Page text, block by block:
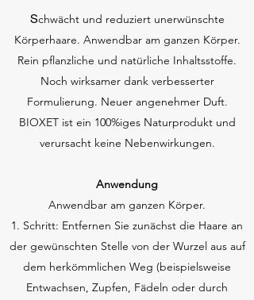
Schwächt und reduziert unerwünschte
Körperhaare. Anwendbar am ganzen Körper.
Rein pflanzliche und natürliche Inhaltsstoffe.
Noch wirksamer dank verbesserter
Formulierung. Neuer angenehmer Duft.
BIOXET ist ein 100%iges Naturprodukt und
verursacht keine Nebenwirkungen.
Anwendung
Anwendbar am ganzen Körper.
1. Schritt: Entfernen Sie zunächst die Haare an
der gewünschten Stelle von der Wurzel aus auf
dem herkömmlichen Weg (beispielsweise
Entwachsen, Zupfen, Fädeln oder durch